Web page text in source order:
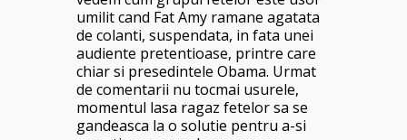
umilit cand Fat Amy ramane agatata
de colanti, suspendata, in fata unei
audiente pretentioase, printre care
chiar si presedintele Obama. Urmat
de comentarii nu tocmai usurele,
momentul lasa ragaz fetelor sa se
gandeasca la o solutie pentru a-si